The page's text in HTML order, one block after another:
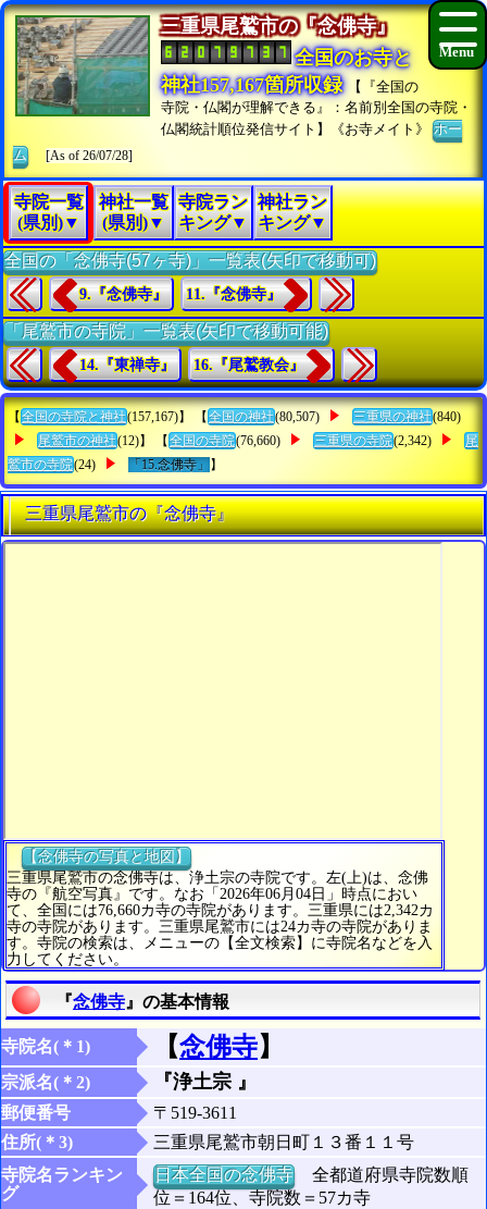
三重県尾鷲市の『念佛寺』
全国のお寺と
神社157,167箇所収録
【『全国の
寺院・仏閣が理解できる』：名前別全国の寺院・
仏閣統計順位発信サイト】《お寺メイト》ホー
ム
[As of 26/07/28]
寺院一覧
(県別)▼
神社一覧
(県別)▼
寺院ラン
キング▼
神社ラン
キング▼
全国の「念佛寺(57ヶ寺)」一覧表(矢印で移動可)
9.『念佛寺』 11.『念佛寺』
「尾鷲市の寺院」一覧表(矢印で移動可能)
14.『東禅寺』 16.『尾鷲教会』
【 全国の寺院と神社(157,167)】 【 全国の神社(80,507) 三重県の神社(840)
尾鷲市の神社(12)】 【 全国の寺院(76,660) 三重県の寺院(2,342)
尾
鷲市の寺院(24) 「15.念佛寺」 】
三重県尾鷲市の『念佛寺』
【念佛寺の写真と地図】
三重県尾鷲市の念佛寺は、浄土宗の寺院です。左(上)は、念佛
寺の『航空写真』です。なお「2026年06月04日」時点におい
て、全国には76,660カ寺の寺院があります。三重県には2,342カ
寺の寺院があります。三重県尾鷲市には24カ寺の寺院がありま
す。寺院の検索は、メニューの【全文検索】に寺院名などを入
力してください。
『念佛寺 』の基本情報
寺院名(＊1) 【念佛寺】
宗派名(＊2) 『浄土宗 』
郵便番号
〒519-3611
住所(＊3)
三重県尾鷲市朝日町１３番１１号
寺院名ランキン
グ
日本全国の念佛寺全都道府県寺院数順
位＝164位、寺院数＝57カ寺